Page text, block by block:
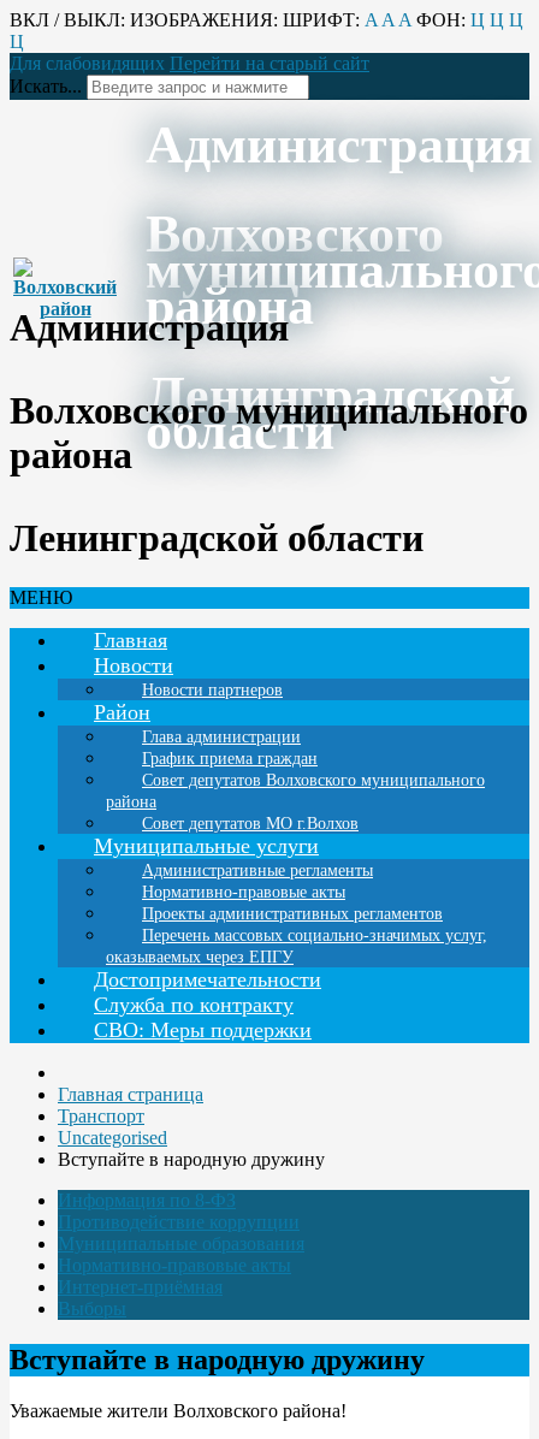
ВКЛ / ВЫКЛ: ИЗОБРАЖЕНИЯ: ШРИФТ: A A A ФОН: Ц Ц Ц
Ц
Для слабовидящих Перейти на старый сайт
Искать...
Администрация
Волховского
района
Ленинградской
области
Администрация
Волховского муниципального
района
Ленинградской области
МЕНЮ
Главная
Новости
Новости партнеров
Район
Глава администрации
График приема граждан
Совет депутатов Волховского муниципального
района
Совет депутатов МО г.Волхов
Муниципальные услуги
Административные регламенты
Нормативно-правовые акты
Проекты административных регламентов
Перечень массовых социально-значимых услуг,
оказываемых через ЕПГУ
Достопримечательности
Служба по контракту
СВО: Меры поддержки
Главная страница
Транспорт
Uncategorised
Вступайте в народную дружину
Информация по 8-ФЗ
Противодействие коррупции
Муниципальные образования
Нормативно-правовые акты
Интернет-приёмная
Выборы
Вступайте в народную дружину
Уважаемые жители Волховского района!